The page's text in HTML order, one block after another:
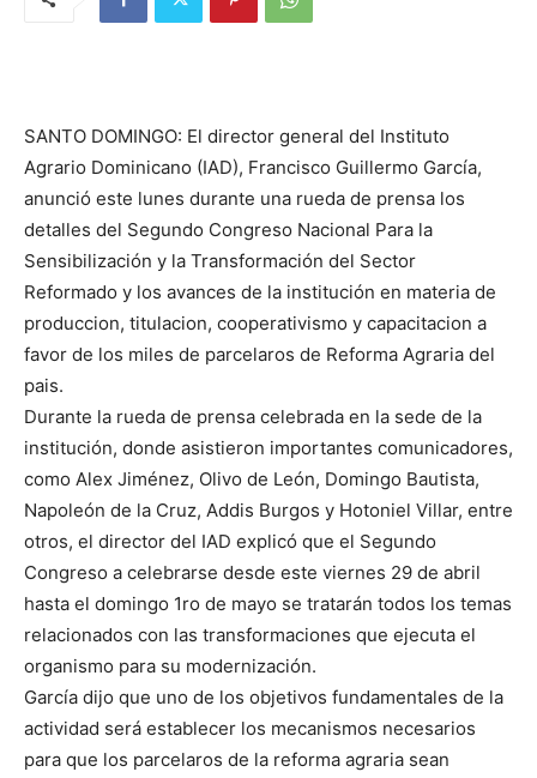
SANTO DOMINGO: El director general del Instituto
Agrario Dominicano (IAD), Francisco Guillermo García,
anunció este lunes durante una rueda de prensa los
detalles del Segundo Congreso Nacional Para la
Sensibilización y la Transformación del Sector
Reformado y los avances de la institución en materia de
produccion, titulacion, cooperativismo y capacitacion a
favor de los miles de parcelaros de Reforma Agraria del
pais.
Durante la rueda de prensa celebrada en la sede de la
institución, donde asistieron importantes comunicadores,
como Alex Jiménez, Olivo de León, Domingo Bautista,
Napoleón de la Cruz, Addis Burgos y Hotoniel Villar, entre
otros, el director del IAD explicó que el Segundo
Congreso a celebrarse desde este viernes 29 de abril
hasta el domingo 1ro de mayo se tratarán todos los temas
relacionados con las transformaciones que ejecuta el
organismo para su modernización.
García dijo que uno de los objetivos fundamentales de la
actividad será establecer los mecanismos necesarios
para que los parcelaros de la reforma agraria sean